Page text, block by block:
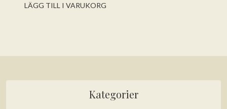
LÄGG TILL I VARUKORG
Kategorier